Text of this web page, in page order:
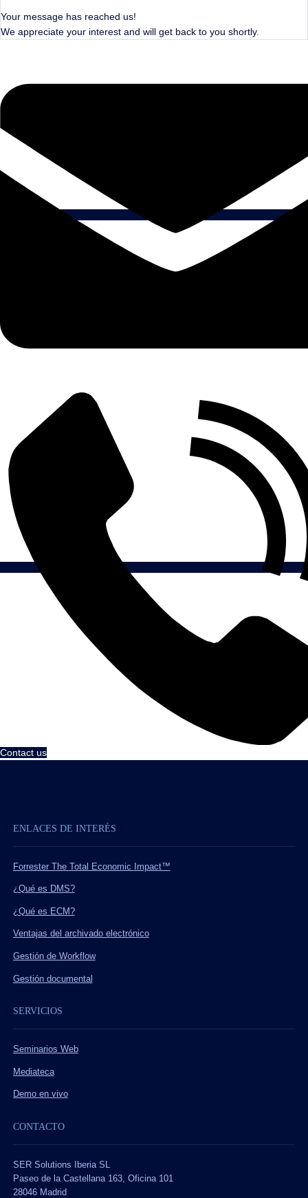
Your message has reached us!
We appreciate your interest and will get back to you shortly.
Contact us
ENLACES DE INTERÉS
Forrester The Total Economic Impact™
¿Qué es DMS?
¿Qué es ECM?
Ventajas del archivado electrónico
Gestión de Workflow
Gestión documental
SERVICIOS
Seminarios Web
Mediateca
Demo en vivo
CONTACTO
SER Solutions Iberia SL
Paseo de la Castellana 163, Oficina 101
28046 Madrid